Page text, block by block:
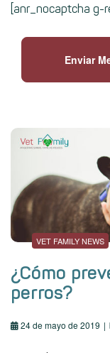
[anr_nocaptcha g-
Enviar
VET FAMILY NEWS
¿Cómo
perros?
24 de mayo de 2019